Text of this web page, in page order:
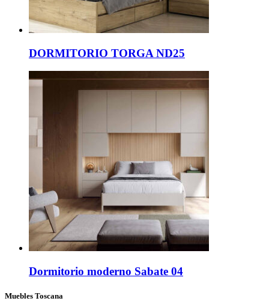
DORMITORIO TORGA ND25
Dormitorio moderno Sabate 04
Muebles Toscana